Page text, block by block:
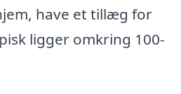
have et tillæg for
ligger omkring 100-